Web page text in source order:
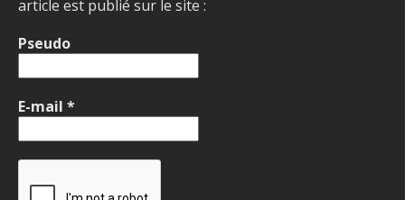
article est publié sur le site :
Pseudo
E-mail *